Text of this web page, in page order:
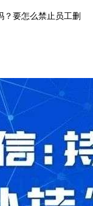
？要怎么禁止员工删